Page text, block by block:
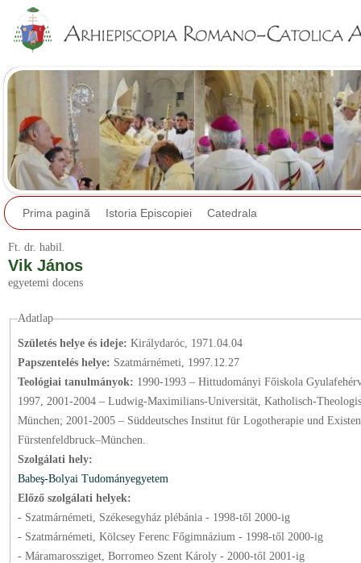
Prima pagină Istoria Episcopiei Catedrala
Ft. dr. habil.
Vik János
egyetemi docens
Adatlap
Születés helye és ideje: Királydaróc, 1971.04.04
Papszentelés helye: Szatmárnémeti, 1997.12.27
Teológiai tanulmányok: 1990-1993 – Hittudományi Főiskola
1997, 2001-2004 – Ludwig-Maximilians-Universität, Katholisch-
München; 2001-2005 – Süddeutsches Institut für Logotherapie und
Fürstenfeldbruck–München.
Szolgálati hely:
Babeş-Bolyai Tudományegyetem
Előző szolgálati helyek:
- Szatmárnémeti, Székesegyház plébánia - 1998-től 2000-ig
- Szatmárnémeti, Kölcsey Ferenc Főgimnázium - 1998-től 2000-ig
- Máramarossziget, Borromeo Szent Károly - 2000-től 2001-ig